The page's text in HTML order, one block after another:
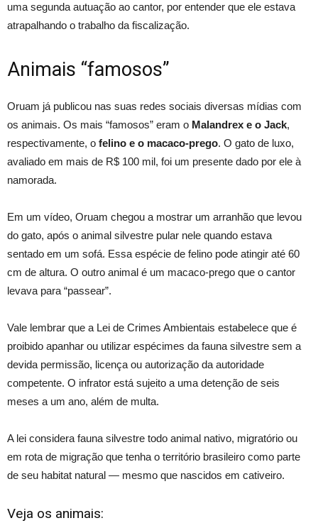
uma segunda autuação ao cantor, por entender que ele estava
atrapalhando o trabalho da fiscalização.
Animais “famosos”
Oruam já publicou nas suas redes sociais diversas mídias com
os animais. Os mais “famosos” eram o Malandrex e o Jack,
respectivamente, o felino e o macaco-prego. O gato de luxo,
avaliado em mais de R$ 100 mil, foi um presente dado por ele à
namorada.
Em um vídeo, Oruam chegou a mostrar um arranhão que levou
do gato, após o animal silvestre pular nele quando estava
sentado em um sofá. Essa espécie de felino pode atingir até 60
cm de altura. O outro animal é um macaco-prego que o cantor
levava para “passear”.
Vale lembrar que a Lei de Crimes Ambientais estabelece que é
proibido apanhar ou utilizar espécimes da fauna silvestre sem a
devida permissão, licença ou autorização da autoridade
competente. O infrator está sujeito a uma detenção de seis
meses a um ano, além de multa.
A lei considera fauna silvestre todo animal nativo, migratório ou
em rota de migração que tenha o território brasileiro como parte
de seu habitat natural — mesmo que nascidos em cativeiro.
Veja os animais: